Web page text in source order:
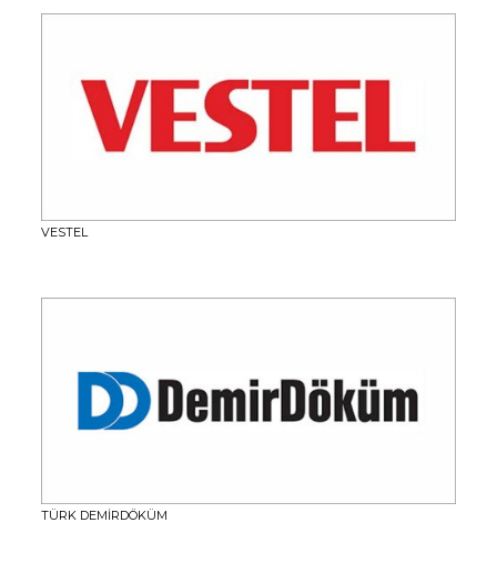
VESTEL
TÜRK DEMİRDÖKÜM